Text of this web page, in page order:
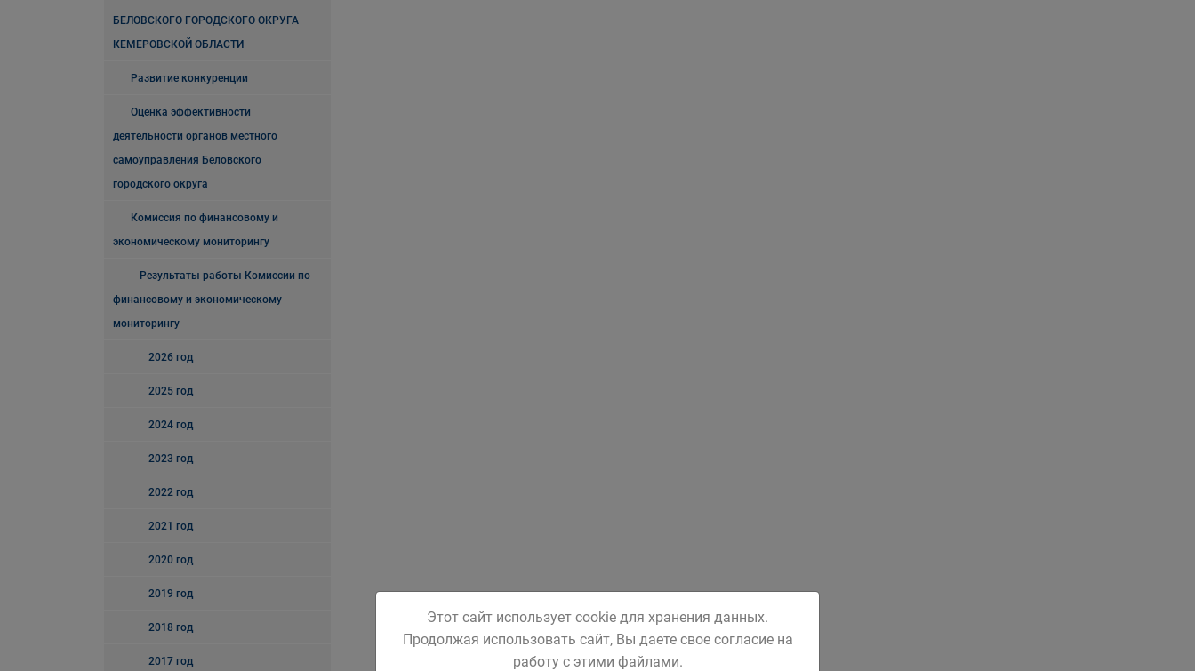
БЕЛОВСКОГО ГОРОДСКОГО ОКРУГА
КЕМЕРОВСКОЙ ОБЛАСТИ
Развитие конкуренции
Оценка эффективности
деятельности органов местного
самоуправления Беловского
городского округа
Комиссия по финансовому и
экономическому мониторингу
Результаты работы Комиссии по
финансовому и экономическому
мониторингу
2026 год
2025 год
2024 год
2023 год
2022 год
2021 год
2020 год
2019 год
2018 год
2017 год
Этот сайт использует cookie для хранения данных.
Продолжая использовать сайт, Вы даете свое согласие на
работу с этими файлами.